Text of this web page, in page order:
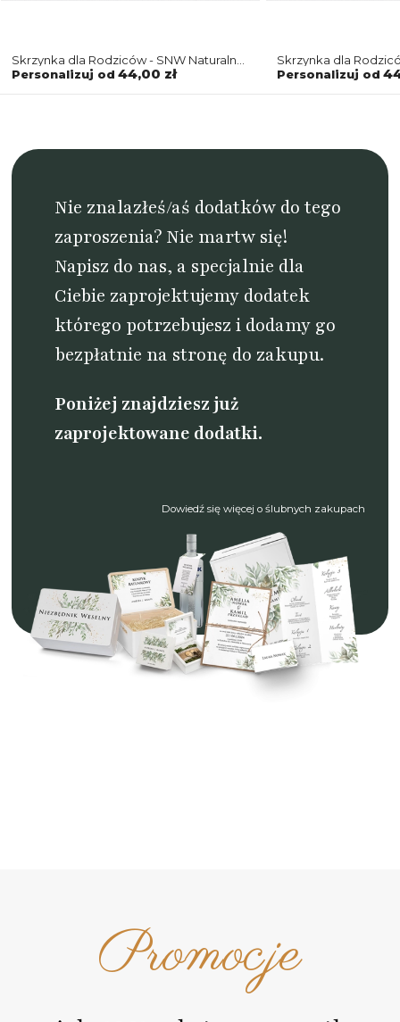
Skrzynka dla Rodziców - SNW Naturalna
Soft Motyw 8
Personalizuj od 44,00 zł
Skrzynka dla
Soft Motyw 8
Personalizuj od
Nie znalazłeś/aś dodatków do tego
zaproszenia? Nie martw się!
Napisz do nas, a specjalnie dla
Ciebie zaprojektujemy dodatek
którego potrzebujesz i dodamy go
bezpłatnie na stronę do zakupu.
Poniżej znajdziesz już
zaprojektowane dodatki.
Dowiedź się więcej o ślubnych zakupach
Promocje